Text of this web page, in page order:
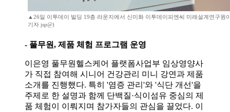
▲26일 이투데이 빌딩 19층 라운지에서 신미화 이투데이피엔씨 미래설계연구원
기자 jsp@)
- 풀무원, 제품 체험 프로그램 운영
이은영 풀무원헬스케어 플랫폼사업부 임상영양사
가 직접 참여해 시니어 건강관리 미니 강연과 제품
소개를 진행했다. 특히 '염증 관리'와 '식단 개선'을
주제로 한 설명과 함께 단백질·식이섬유 중심의 제
품 체험이 이뤄지며 참가자들의 관심을 끌었다. 이